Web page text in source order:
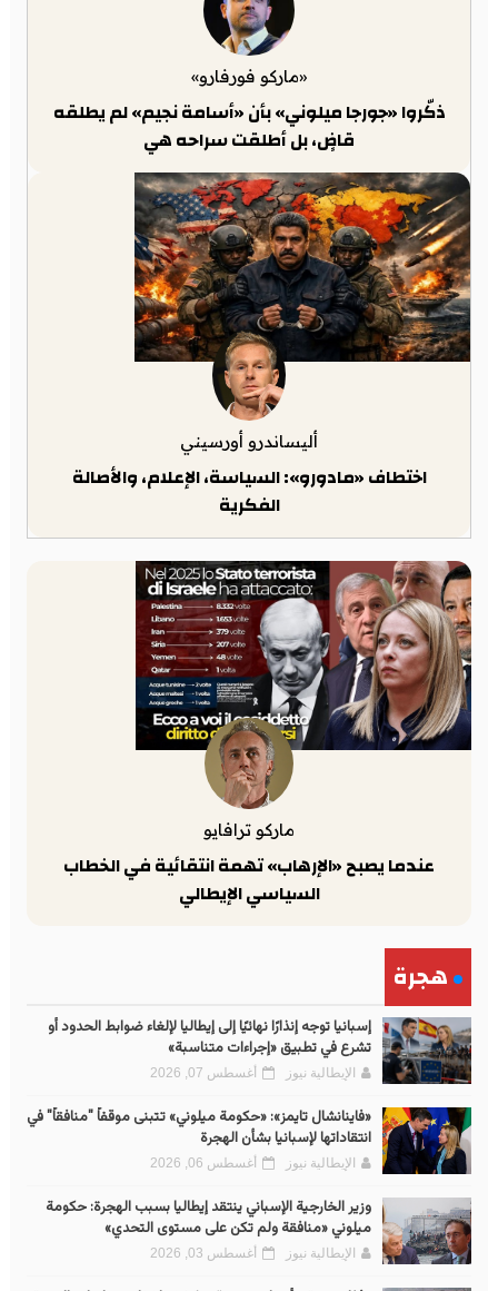
«ماركو فورفارو»
ذكّروا «جورجا ميلوني» بأن «أسامة نجيم» لم يطلقه
قاضٍ، بل أطلقت سراحه هي
أليساندرو أورسيني
اختطاف «مادورو»: السياسة، الإعلام، والأصالة
الفكرية
ماركو ترافايو
عندما يصبح «الإرهاب» تهمة انتقائية في الخطاب
السياسي الإيطالي
هجرة
إسبانيا توجه إنذارًا نهائيًا إلى إيطاليا لإلغاء ضوابط الحدود أو
تشرع في تطبيق «إجراءات متناسبة»
الإيطالية نيوز أغسطس 07, 2026
«فاينانشال تايمز»: «حكومة ميلوني» تتبنى موقفاً "منافقاً" في
انتقاداتها لإسبانيا بشأن الهجرة
الإيطالية نيوز أغسطس 06, 2026
وزير الخارجية الإسباني ينتقد إيطاليا بسبب الهجرة: حكومة
ميلوني «منافقة ولم تكن على مستوى التحدي»
الإيطالية نيوز أغسطس 03, 2026